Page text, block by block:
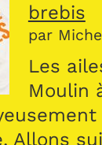
brebis
par
Les
Moulin
Allons